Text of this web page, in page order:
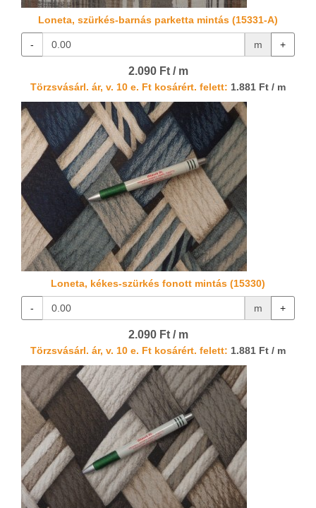
Loneta, szürkés-barnás parketta mintás (15331-A)
- m +
2.090 Ft / m
Törzsvásárl. ár, v. 10 e. Ft kosárért. felett: 1.881 Ft / m
Loneta, kékes-szürkés fonott mintás (15330)
- m +
2.090 Ft / m
Törzsvásárl. ár, v. 10 e. Ft kosárért. felett: 1.881 Ft / m